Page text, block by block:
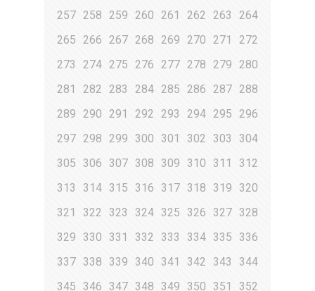
257 258 259 260 261 262 263
264
265 266 267 268 269 270 271
272
273
274 275 276 277 278 279 280
281
282 283 284 285 286 287 288
289 290 291 292 293 294 295 296
297 298 299 300 301 302 303
304
305
306 307 308 309 310 311
312
313
314 315 316 317 318 319
320
321
322 323 324 325 326 327 328
329
330 331 332 333 334 335
336
337 338 339 340 341 342 343
344
345
346 347 348 349 350 351 352